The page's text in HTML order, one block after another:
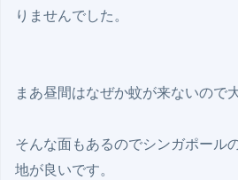
りませんでした。
まあ昼間はなぜか蚊が来ないので
そんな面もあるのでシンガポール
地が良いです。